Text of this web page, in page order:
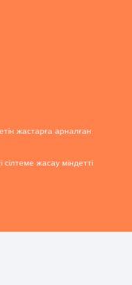
жастарға арналған
жасау міндетті